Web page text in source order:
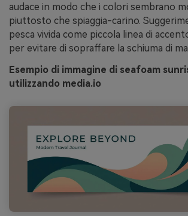
audace in modo che i colori sembrano
piuttosto che spiaggia-carino.
pesca vivida come piccola linea di
per evitare di sopraffare la schiuma di
Esempio di immagine di seafoam
utilizzando media.io